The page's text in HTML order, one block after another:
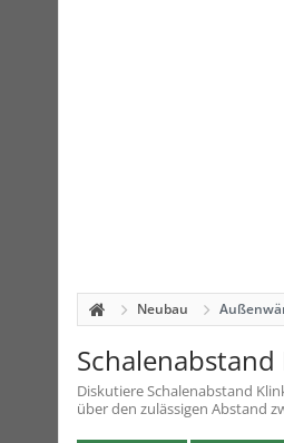
Neubau
DiskutiereSchalenabstand
über den zulässigen Abstand